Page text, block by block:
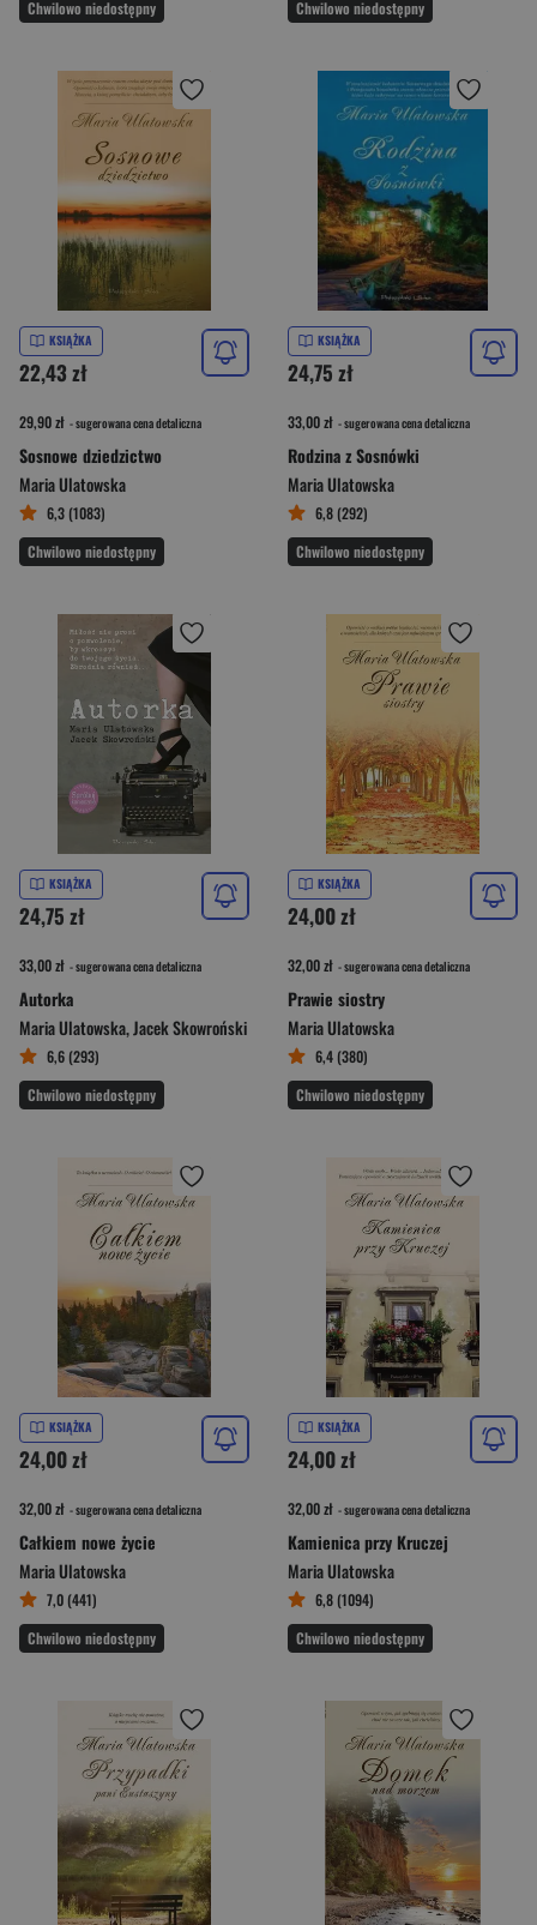
Chwilowo niedostępny Chwilowo niedostępny
KSIĄŻKA
22,43 zł
29,90 zł - sugerowana cena detaliczna
Sosnowe dziedzictwo
Maria Ulatowska
6,3 (1083)
Chwilowo niedostępny
KSIĄŻKA
24,75 zł
33,00 zł - sugerowana cena detaliczna
Rodzina z Sosnówki
Maria Ulatowska
6,8 (292)
Chwilowo niedostępny
KSIĄŻKA
24,75 zł
33,00 zł - sugerowana cena detaliczna
Autorka
Maria Ulatowska,Jacek Skowroński
6,6 (293)
Chwilowo niedostępny
KSIĄŻKA
24,00 zł
32,00 zł - sugerowana cena detaliczna
Prawie siostry
Maria Ulatowska
6,4 (380)
Chwilowo niedostępny
KSIĄŻKA
24,00 zł
32,00 zł - sugerowana cena detaliczna
Całkiem nowe życie
Maria Ulatowska
7,0 (441)
Chwilowo niedostępny
KSIĄŻKA
24,00 zł
32,00 zł - sugerowana cena detaliczna
Kamienica przy Kruczej
Maria Ulatowska
6,8 (1094)
Chwilowo niedostępny